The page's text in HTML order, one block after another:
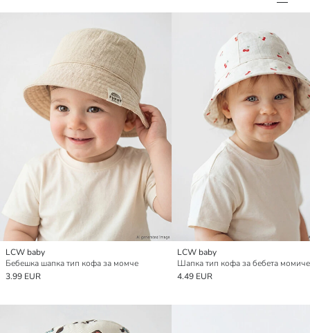
LCW baby
Бебешка шапка тип кофа за момче
3.99 EUR
LCW baby
4.49 EUR